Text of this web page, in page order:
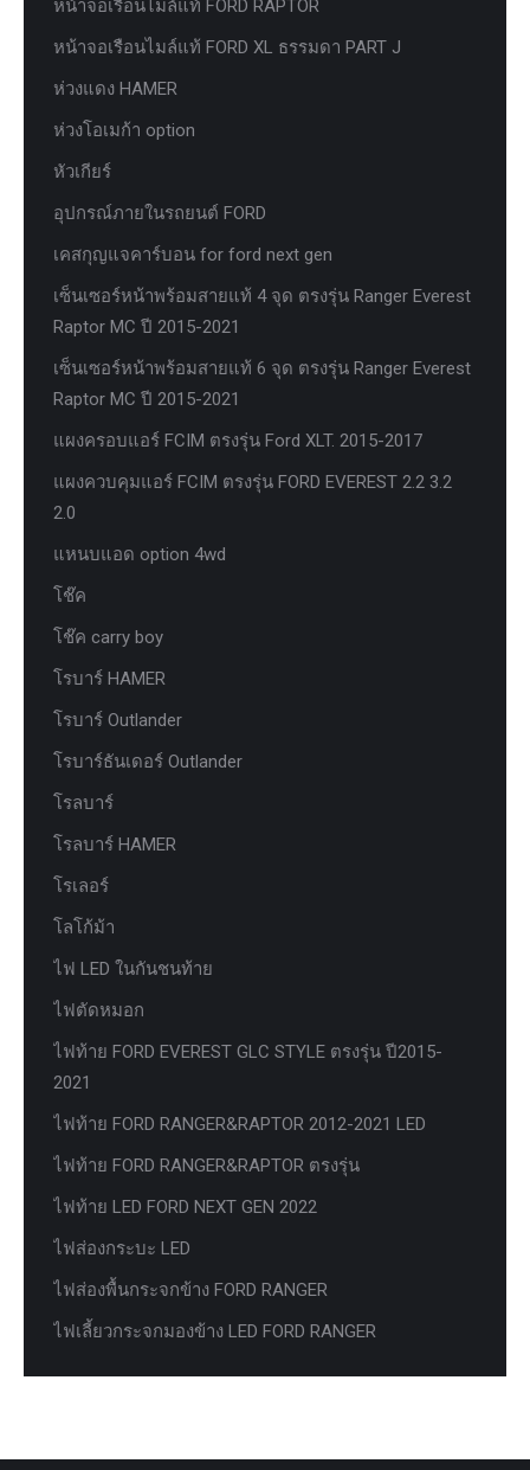
หน้าจอเรือนไมล์แท้ FORD RAPTOR
หน้าจอเรือนไมล์แท้ FORD XL ธรรมดา PART J
ห่วงแดง HAMER
ห่วงโอเมก้า option
หัวเกียร์
อุปกรณ์ภายในรถยนต์ FORD
เคสกุญแจคาร์บอน for ford next gen
เซ็นเซอร์หน้าพร้อมสายแท้ 4 จุด ตรงรุ่น Ranger Everest
Raptor MC ปี 2015-2021
เซ็นเซอร์หน้าพร้อมสายแท้ 6 จุด ตรงรุ่น Ranger Everest
Raptor MC ปี 2015-2021
แผงครอบแอร์ FCIM ตรงรุ่น Ford XLT. 2015-2017
แผงควบคุมแอร์ FCIM ตรงรุ่น FORD EVEREST 2.2 3.2
2.0
แหนบแอด option 4wd
โช๊ค
โช๊ค carry boy
โรบาร์ HAMER
โรบาร์ Outlander
โรบาร์ธันเดอร์ Outlander
โรลบาร์
โรลบาร์ HAMER
โรเลอร์
โลโก้ม้า
ไฟ LED ในกันชนท้าย
ไฟตัดหมอก
ไฟท้าย FORD EVEREST GLC STYLE ตรงรุ่น ปี2015-
2021
ไฟท้าย FORD RANGER&RAPTOR 2012-2021 LED
ไฟท้าย FORD RANGER&RAPTOR ตรงรุ่น
ไฟท้าย LED FORD NEXT GEN 2022
ไฟส่องกระบะ LED
ไฟส่องพื้นกระจกข้าง FORD RANGER
ไฟเลี้ยวกระจกมองข้าง LED FORD RANGER